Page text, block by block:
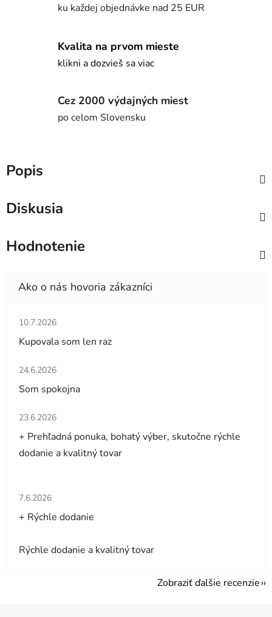
ku každej objednávke nad 25 EUR
Kvalita na prvom mieste
klikni a dozvieš sa viac
Cez 2000 výdajných miest
po celom Slovensku
Popis
Diskusia
Hodnotenie
Hodnotenie obchodu je 5 z 5 hviezdičiek.
10.7.2026
Kupovala som len raz
Hodnotenie obchodu je 5 z 5 hviezdičiek.
24.6.2026
Som spokojna
Hodnotenie obchodu je 5 z 5 hviezdičiek.
23.6.2026
+ Prehľadná ponuka, bohatý výber, skutočne rýchle
dodanie a kvalitný tovar
Hodnotenie obchodu je 5 z 5 hviezdičiek.
7.6.2026
+ Rýchle dodanie
Rýchle dodanie a kvalitný tovar
Zobraziť ďalšie recenzie